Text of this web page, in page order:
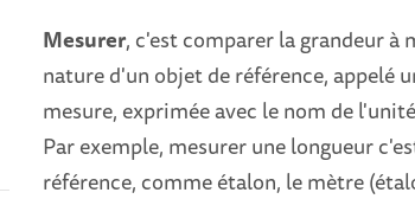
Mesurer, c'est comparer la grandeur à
nature d'un objet de référence, appelé
mesure, exprimée avec le nom de
Par exemple, mesurer une longueur
référence, comme étalon, le mètre